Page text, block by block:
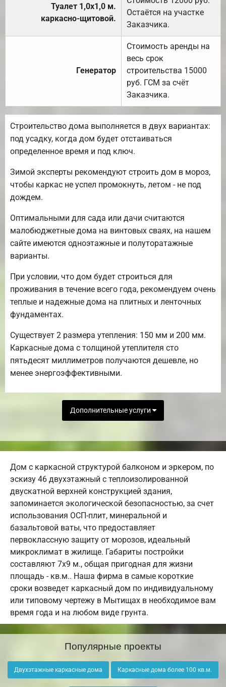
Туалет 1,0х1,0 м.
каркасно-щитовой.
Остаётся на участке
Заказчика.
Генератор
Стоимость аренды на
весь срок
строительства 15000
руб. ГСМ за счёт
Заказчика.
Строительство дома выполняется в двух вариантах:
под усадку, когда дом будет отстаиваться
определенное время и под ключ.
Зимой эксперты рекомендуют строить дом в мороз,
чтобы каркас не успел промокнуть, летом - не под
дождем.
Оптимальными для сада или дачи считаются
малобюджетные дома на винтовых сваях, на нашем
сайте имеются одноэтажные и полуторатажные
варианты.
При условии, что дом будет строиться для
проживания в течение всего года, рекомендуем очень
теплые и надежные дома на плитных и ленточных
фундаментах.
Существует 2 размера утепления: 150 мм и 200 мм.
Каркасные дома с толщиной утеплителя сто
пятьдесят миллиметров получаются дешевле, но
менее энергоэффективными.
Дополнительные услуги
Дом с каркасной структурой балконом и эркером, по
эскизу 46 двухэтажный с теплоизолированной
двускатной верхней конструкцией здания,
запоминается экологической безопасностью, за счет
использования ОСП-плит, минеральной и
базальтовой ваты, что предоставляет
первоклассную защиту от морозов, идеальный
микроклимат в жилище. Габариты постройки
составляют 7х9 м., общая пригодная для жизни
площадь - кв.м.. Наша фирма в самые короткие
сроки возведет каркасный дом по индивидуальному
или типовому чертежу в Мытищах в необходимое вам
время года и на любом виде грунта.
Популярные проекты
Двухэтажные каркасные дома Каркасные дома более 100 кв.м.